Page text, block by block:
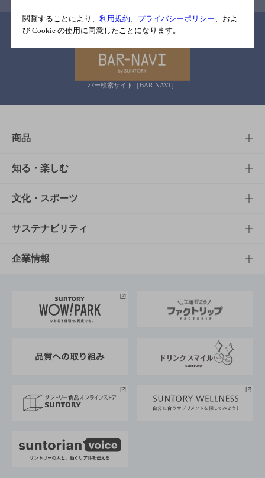
関連リンク
バー検索サイト［BAR-NAVI］
商品
商品TOP
商品一覧
商品発売情報
栄養成分一覧
知る・楽しむ
知る・楽しむTOP
キャンペーン
工場見学
地域情報
文化・スポーツ
文化・スポーツTOP
サントリーホール
サントリーサンバーズ大阪
サステナビリティ
サステナビリティTOP
サントリーが考えるサステナビリティ経営
企業情報
企業概要
採用情報
閲覧することにより、 利用規約、 プライバシーポリシー、およ
び Cookie の使用に同意したことになります。